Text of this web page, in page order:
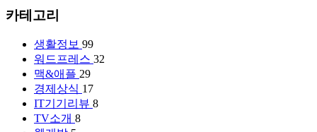
카테고리
생활정보 99
워드프레스 32
맥&애플 29
경제상식 17
IT기기리뷰 8
TV소개 8